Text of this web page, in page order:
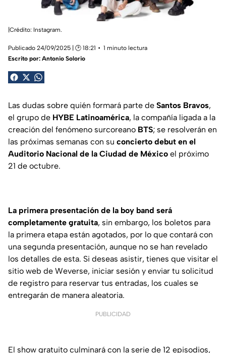
|Crédito: Instagram.
Publicado 24/09/2025 | 🕑 18:21
1 minuto lectura
Escrito por: Antonio Solorio
Las dudas sobre quién formará parte de Santos Bravos,
el grupo de HYBE Latinoamérica, la compañía ligada a la
creación del fenómeno surcoreano BTS; se resolverán en
las próximas semanas con su concierto debut en el
Auditorio Nacional de la Ciudad de México el próximo
21 de octubre.
La primera presentación de la boy band será
completamente gratuita, sin embargo, los boletos para
la primera etapa están agotados, por lo que contará con
una segunda presentación, aunque no se han revelado
los detalles de esta. Si deseas asistir, tienes que visitar el
sitio web de Weverse, iniciar sesión y enviar tu solicitud
de registro para reservar tus entradas, los cuales se
entregarán de manera aleatoria.
PUBLICIDAD
El show gratuito culminará con la serie de 12 episodios,